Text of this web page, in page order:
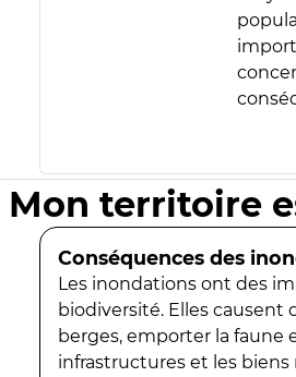
Mon territoire
Conséquences des
Les inondations ont des
biodiversité. Elles causent
berges, emporter la faune
infrastructures et les